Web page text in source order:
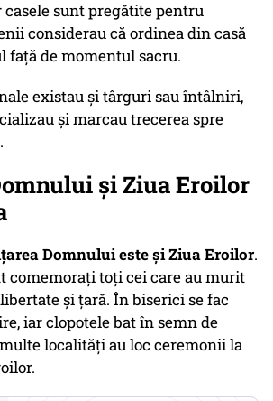
casele sunt pregătite pentru
considerau că ordinea din casă
față de momentul sacru.
existau și târguri sau întâlniri,
și marcau trecerea spre
și Ziua Eroilor
Domnului este și Ziua Eroilor.
comemorați toți cei care au murit
și țară. În biserici se fac
iar clopotele bat în semn de
localități au loc ceremonii la